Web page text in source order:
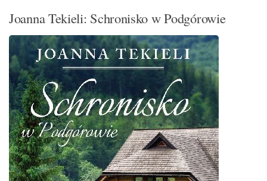
Joanna Tekieli: Schronisko w Podgórowie